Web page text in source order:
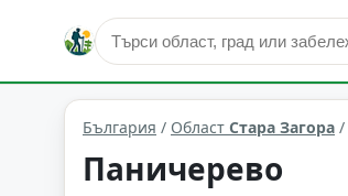
Паничерево Област: Стара Загора
България / Област Стара Загора /
Паничерево